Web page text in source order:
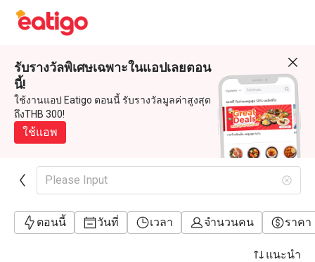
รับรางวัลพิเศษเฉพาะในแอปเลยตอน
นี้!
ใช้งานแอป Eatigo ตอนนี้ รับรางวัลมูลค่าสูงสุด
ถึงTHB 300!
ใช้แอพ
Please Input
ตอนนี้ วันที่ เวลา จำนวนคน ราคา
แนะนำ